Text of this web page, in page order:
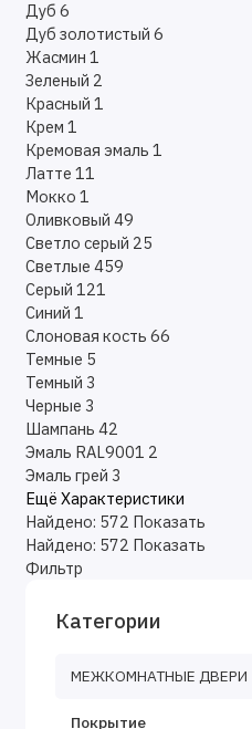
Дуб 6
Дуб золотистый 6
Жасмин 1
Зеленый 2
Красный 1
Крем 1
Кремовая эмаль 1
Латте 11
Мокко 1
Оливковый 49
Светло серый 25
Светлые 459
Серый 121
Синий 1
Слоновая кость 66
Темные 5
Темный 3
Черные 3
Шампань 42
Эмаль RAL9001 2
Эмаль грей 3
Ещё Характеристики
Найдено: 572 Показать
Найдено: 572 Показать
Фильтр
Категории
МЕЖКОМНАТНЫЕ ДВЕРИ
Покрытие